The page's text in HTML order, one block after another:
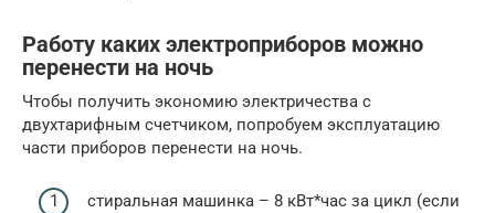
Работу каких электроприборов можно
перенести на ночь
Чтобы получить экономию электричества с
двухтарифным счетчиком, попробуем эксплуатацию
части приборов перенести на ночь.
стиральная машинка – 8 кВт*час за цикл (если